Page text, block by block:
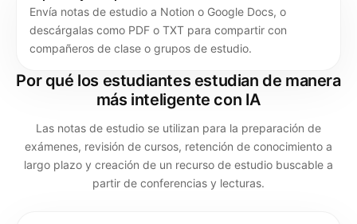
Envía notas de estudio a Notion o Google Docs, o
descárgalas como PDF o TXT para compartir con
compañeros de clase o grupos de estudio.
Por qué los estudiantes estudian de manera
más inteligente con IA
Las notas de estudio se utilizan para la preparación de
exámenes, revisión de cursos, retención de conocimiento a
largo plazo y creación de un recurso de estudio buscable a
partir de conferencias y lecturas.